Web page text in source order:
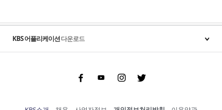
KBS 어플리케이션다운로드
FacebookYoutubeInstgram